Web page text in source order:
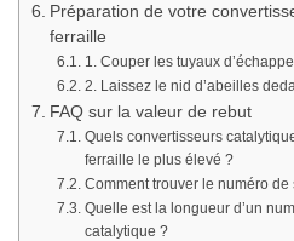
Préparation de votre
ferraille
1. Couper les tuyaux
2. Laissez le nid d’abeilles
FAQ sur la valeur de rebut
Quels convertisseurs
ferraille le plus élevé ?
Comment trouver le numéro
Quelle est la longueur d’un
catalytique ?